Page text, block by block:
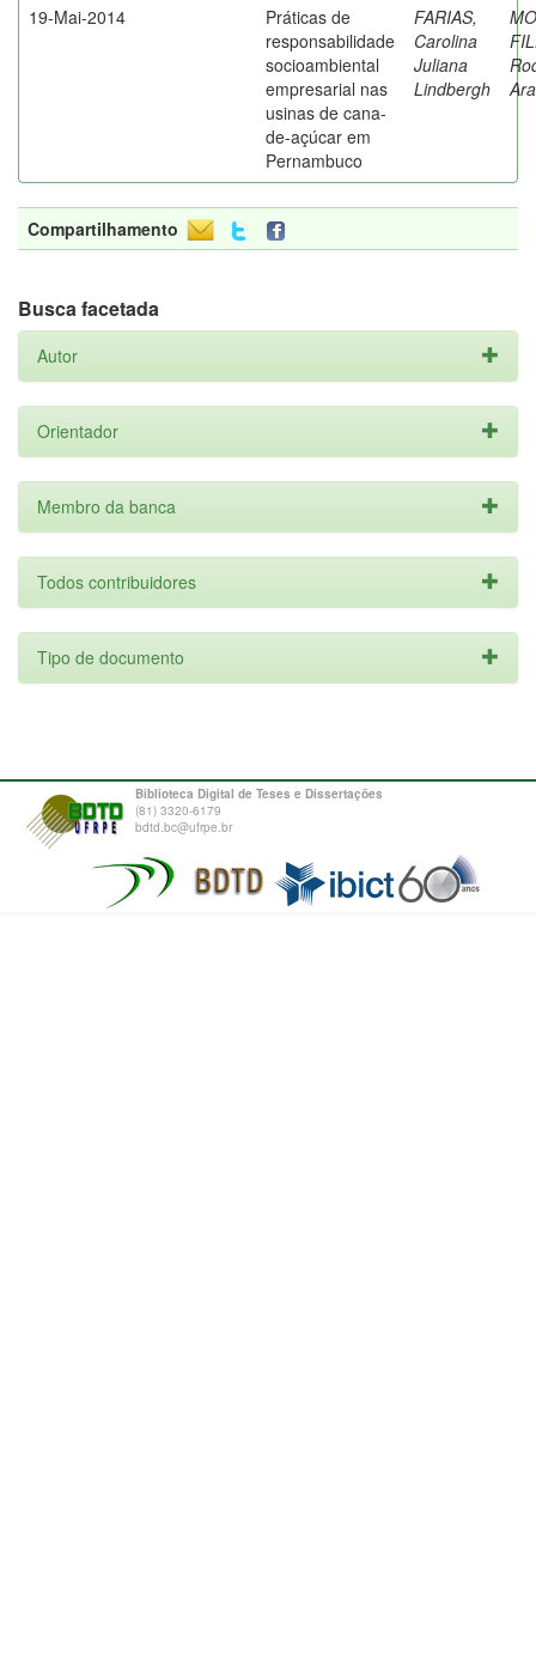
19-Mai-2014
Práticas de
responsabilidade
socioambiental
empresarial nas
usinas de cana-
de-açúcar em
Pernambuco
FARIAS,
Carolina
Juliana
Lindbergh
Compartilhamento
Busca facetada
Autor
Orientador
Membro da banca
Todos contribuidores
Tipo de documento
Biblioteca Digital de Teses e Dissertações
(81) 3320-6179
bdtd.bc@ufrpe.br